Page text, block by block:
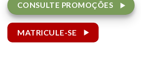
CONSULTE PROMOÇÕES
MATRICULE-SE